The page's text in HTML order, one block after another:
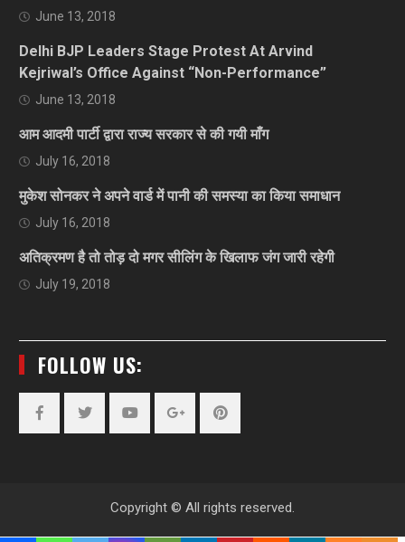
June 13, 2018
Delhi BJP Leaders Stage Protest At Arvind
Kejriwal’s Office Against “Non-Performance”
June 13, 2018
आम आदमी पार्टी द्वारा राज्य सरकार से की गयी माँग
July 16, 2018
मुकेश सोनकर ने अपने वार्ड में पानी की समस्या का किया समाधान
July 16, 2018
अतिक्रमण है तो तोड़ दो मगर सीलिंग के खिलाफ जंग जारी रहेगी
July 19, 2018
FOLLOW US:
Copyright © All rights reserved.